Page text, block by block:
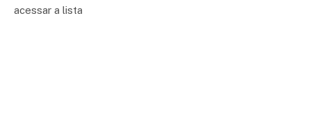
acessar a lista